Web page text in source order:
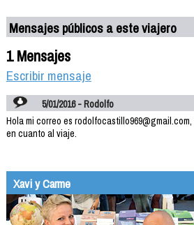
Mensajes públicos a este viajero
1 Mensajes
Escribir mensaje
5/01/2016 - Rodolfo
Hola mi correo es
en cuanto al viaje.
Xavi y Carme